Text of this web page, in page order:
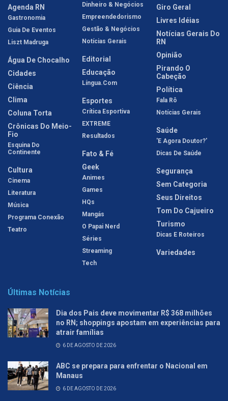
Agenda RN
Gastronomia
Guia De Eventos
Liszt Madruga
Água De Chocalho
Cidades
Ciência
Clima
Coluna Torta
Crônicas Do Meio-
Fio
Esquina Do
Continente
Cultura
Cinema
Literatura
Música
Programa Conexão
Teatro
Dinheiro & Negócios
Empreendedorismo
Gestão & Negócios
Notícias Gerais
Editorial
Educação
Língua.com
Esportes
Crítica Esportiva
EXTREME
Resultados
Fato & Fé
Geek
Animes
Games
HQs
Mangás
O Papai Nerd
Séries
Streaming
Tech
Giro Geral
Livres Idéias
Notícias Gerais Do
RN
Opinião
Pirando O
Cabeção
Política
Fala Rô
Notícias Gerais
Saúde
'E Agora Doutor?'
Dicas De Saúde
Segurança
Sem Categoria
Seus Direitos
Tom Do Cajueiro
Turismo
Dicas E Roteiros
Variedades
Últimas Notícias
Dia dos Pais deve movimentar R$ 368 milhões
no RN; shoppings apostam em experiências para
atrair famílias
6 DE AGOSTO DE 2026
ABC se prepara para enfrentar o Nacional em
Manaus
6 DE AGOSTO DE 2026